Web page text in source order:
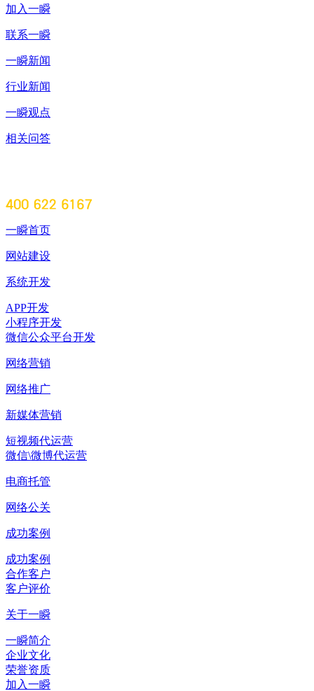
加入一瞬
联系一瞬
一瞬新闻
行业新闻
一瞬观点
相关问答
一瞬首页
网站建设
系统开发
APP开发
小程序开发
微信公众平台开发
网络营销
网络推广
新媒体营销
短视频代运营
微信\微博代运营
电商托管
网络公关
成功案例
成功案例
合作客户
客户评价
关于一瞬
一瞬简介
企业文化
荣誉资质
加入一瞬